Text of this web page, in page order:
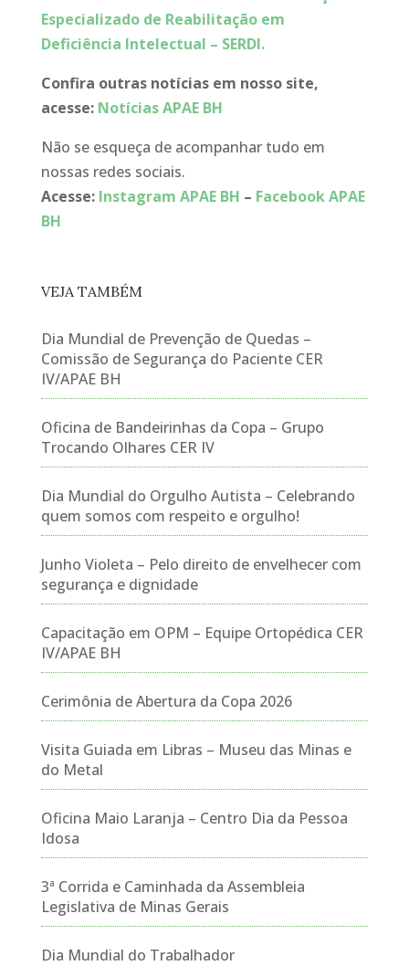
Especializado de Reabilitação em
Deficiência Intelectual – SERDI.
Confira outras notícias em nosso site,
acesse: Notícias APAE BH
Não se esqueça de acompanhar tudo em
nossas redes sociais.
Acesse: Instagram APAE BH – Facebook APAE
BH
VEJA TAMBÉM
Dia Mundial de Prevenção de Quedas –
Comissão de Segurança do Paciente CER
IV/APAE BH
Oficina de Bandeirinhas da Copa – Grupo
Trocando Olhares CER IV
Dia Mundial do Orgulho Autista – Celebrando
quem somos com respeito e orgulho!
Junho Violeta – Pelo direito de envelhecer com
segurança e dignidade
Capacitação em OPM – Equipe Ortopédica CER
IV/APAE BH
Cerimônia de Abertura da Copa 2026
Visita Guiada em Libras – Museu das Minas e
do Metal
Oficina Maio Laranja – Centro Dia da Pessoa
Idosa
3ª Corrida e Caminhada da Assembleia
Legislativa de Minas Gerais
Dia Mundial do Trabalhador